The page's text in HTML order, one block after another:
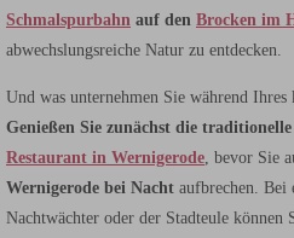
Schmalspurbahn auf den Brocken im
abwechslungsreiche Natur zu entdecken.
Und was unternehmen Sie während
Genießen Sie zunächst die
Restaurant in Wernigerode, bevor Sie
Wernigerode bei Nacht aufbrechen. Bei
Nachtwächter oder der Stadteule